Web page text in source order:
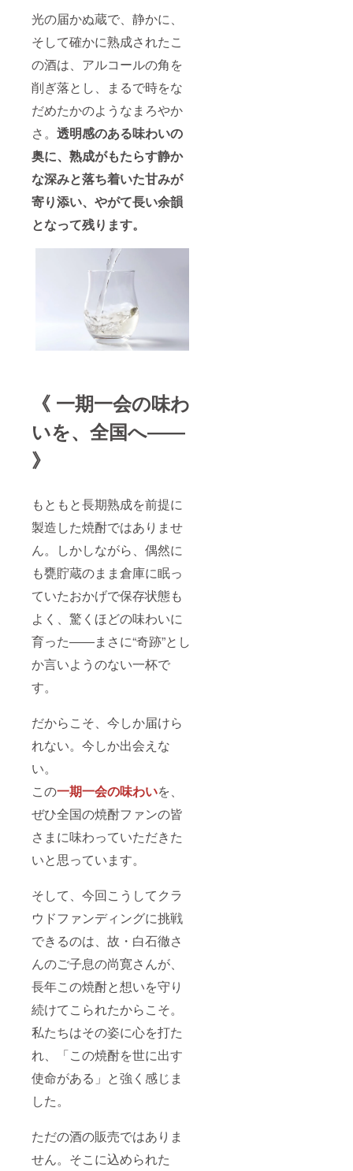
光の届かぬ蔵で、静かに、
そして確かに熟成されたこ
の酒は、アルコールの角を
削ぎ落とし、まるで時をな
だめたかのようなまろやか
さ。 透明感のある味わいの
奥に、熟成がもたらす静か
な深みと落ち着いた甘みが
寄り添い、やがて長い余韻
となって残ります。
《 一期一会の味わ
いを、全国へ――
》
もともと長期熟成を前提に
製造した焼酎ではありませ
ん。しかしながら、偶然に
も甕貯蔵のまま倉庫に眠っ
ていたおかげで保存状態も
よく、驚くほどの味わいに
育った――まさに“奇跡”とし
か言いようのない一杯で
す。
だからこそ、今しか届けら
れない。今しか出会えな
い。
この一期一会の味わいを、
ぜひ全国の焼酎ファンの皆
さまに味わっていただきた
いと思っています。
そして、今回こうしてクラ
ウドファンディングに挑戦
できるのは、故・白石徹さ
んのご子息の尚寛さんが、
長年この焼酎と想いを守り
続けてこられたからこそ。
私たちはその姿に心を打た
れ、「この焼酎を世に出す
使命がある」と強く感じま
した。
ただの酒の販売ではありま
せん。そこに込められた